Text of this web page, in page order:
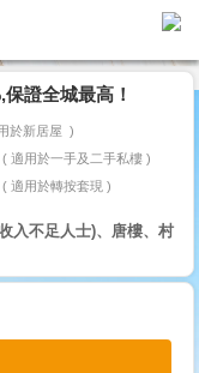
證全城最高！
於新居屋
適用於一手及二手私樓
適用於轉按套現
入不足人士)、唐樓、村